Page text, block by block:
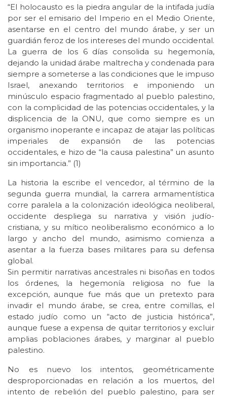
“El holocausto es la piedra angular de la intifada judía
por ser el emisario del Imperio en el Medio Oriente,
asentarse en el centro del mundo árabe, y ser un
guardián feroz de los intereses del mundo occidental.
La guerra de los 6 días consolida su hegemonía,
dejando la unidad árabe maltrecha y condenada para
siempre a someterse a las condiciones que le impuso
Israel, anexando territorios e imponiendo un
minúsculo espacio fragmentado al pueblo palestino,
con la complicidad de las potencias occidentales, y la
displicencia de la ONU, que como siempre es un
organismo inoperante e incapaz de atajar las políticas
imperiales de expansión de las potencias
occidentales, e hizo de “la causa palestina” un asunto
sin importancia.” (1)
La historia la escribe el vencedor, al término de la
segunda guerra mundial, la carrera armamentística
corre paralela a la colonización ideológica neoliberal,
occidente despliega su narrativa y visión judío-
cristiana, y su mítico neoliberalismo económico a lo
largo y ancho del mundo, asimismo comienza a
asentar a la fuerza bases militares para su defensa
global.
Sin permitir narrativas ancestrales ni bisoñas en todos
los órdenes, la hegemonía religiosa no fue la
excepción, aunque fue más que un pretexto para
invadir el mundo árabe, se crea, entre comillas, el
estado judío como un “acto de justicia histórica”,
aunque fuese a expensa de quitar territorios y excluir
amplias poblaciones árabes, y marginar al pueblo
palestino.
No es nuevo los intentos, geométricamente
desproporcionadas en relación a los muertos, del
intento de rebelión del pueblo palestino, para ser